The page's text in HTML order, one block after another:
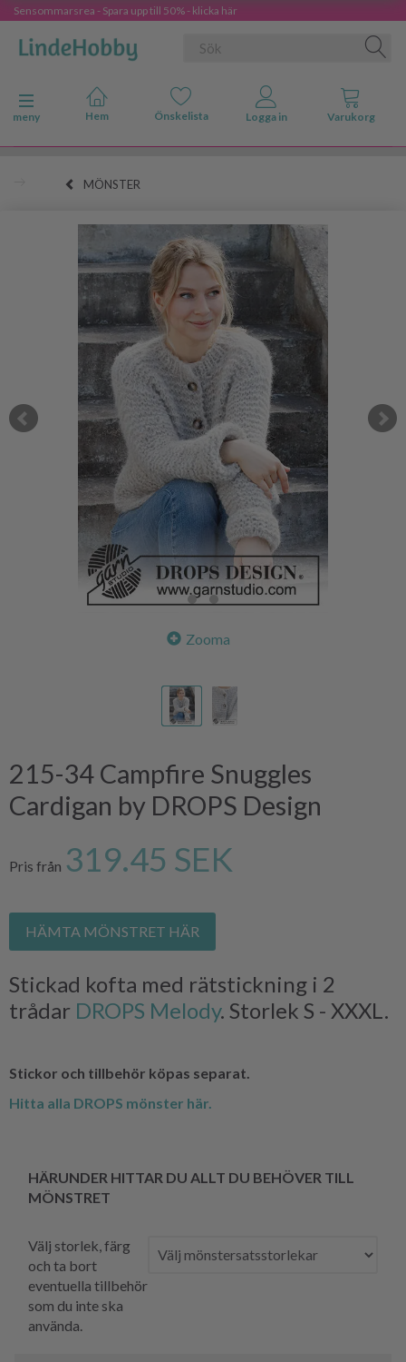
Sensommarsrea - Spara upp till 50% - klicka här
Ändra navigering
meny
MÖNSTER
Zooma
215-34 Campfire Snuggles
Cardigan by DROPS Design
Pris från 319.45 SEK
HÄMTA MÖNSTRET HÄR
Stickad kofta med rätstickning i 2
trådar DROPS Melody. Storlek S - XXXL.
Stickor och tillbehör köpas separat.
Hitta alla DROPS mönster här.
HÄRUNDER HITTAR DU ALLT DU BEHÖVER TILL
MÖNSTRET
Välj storlek, färg
och ta bort
eventuella tillbehör
som du inte ska
använda.